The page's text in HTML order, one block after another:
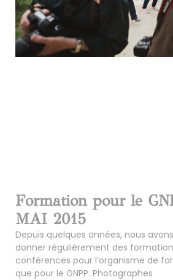
Formation pour le
MAI 2015
Depuis quelques années, nous
donner régulièrement des
conférences pour l’organisme de
que pour le GNPP. Photographes